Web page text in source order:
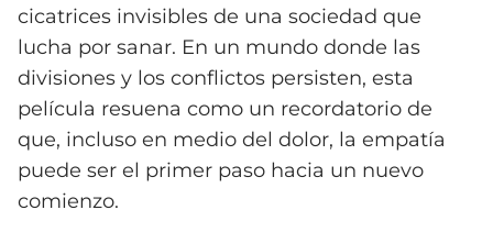
cicatrices invisibles de una sociedad que
lucha por sanar. En un mundo donde las
divisiones y los conflictos persisten, esta
película resuena como un recordatorio de
que, incluso en medio del dolor, la empatía
puede ser el primer paso hacia un nuevo
comienzo.